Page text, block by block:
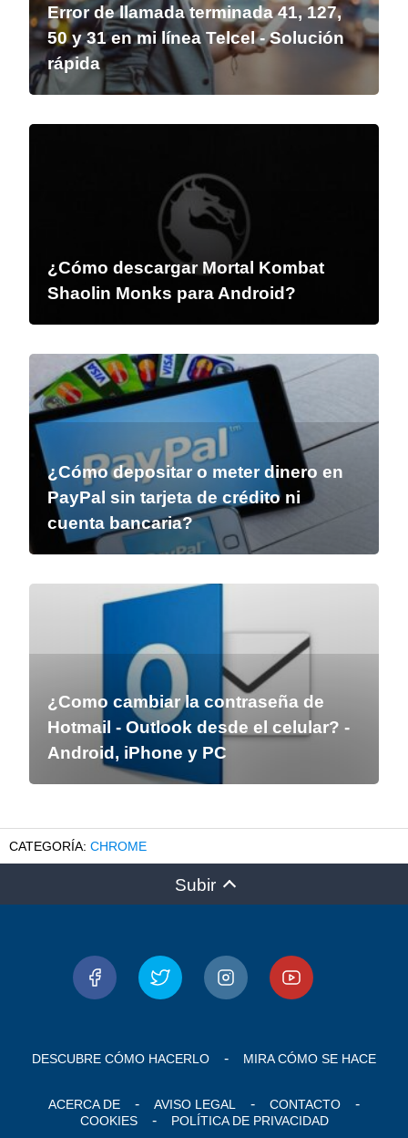
Error de llamada terminada 41, 127,
50 y 31 en mi línea Telcel - Solución
rápida
¿Cómo descargar Mortal Kombat
Shaolin Monks para Android?
¿Cómo depositar o meter dinero en
PayPal sin tarjeta de crédito ni
cuenta bancaria?
¿Como cambiar la contraseña de
Hotmail - Outlook desde el celular? -
Android, iPhone y PC
CHROME
Subir
DESCUBRE CÓMO HACERLO MIRA CÓMO SE HACE
ACERCA DE AVISO LEGAL
CONTACTO
COOKIES
POLÍTICA DE PRIVACIDAD